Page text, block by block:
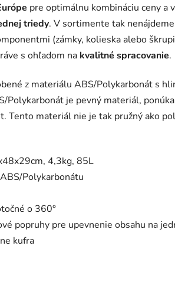
pre optimálnu kombináciu ceny a
triedy. V sortimente tak
(zámky, kolieska alebo
s ohľadom na kvalitné spracovanie.
z materiálu ABS/Polykarbonát s
Polykarbonát je pevný materiál,
Tento materiál nie je tak pružný ako
4,3kg, 85L
Polykarbonátu
o 360°
popruhy pre upevnenie obsahu na
kufra